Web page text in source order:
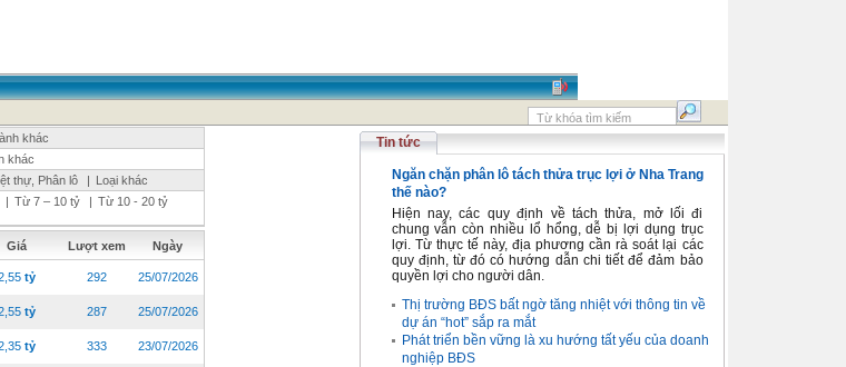
khác
khác
thự, Phân lô | Loại khác
| Từ 7 – 10 tỷ | Từ 10 - 20 tỷ
Giá Lượt xem Ngày
tỷ 292 25/07/2026
tỷ 287 25/07/2026
tỷ 333 23/07/2026
Tin tức
Ngăn chặn phân lô tách thửa trục lợi ở Nha Trang
thế nào?
Hiện nay, các quy định về tách thửa, mở lối đi
chung vẫn còn nhiều lổ hổng, dễ bị lợi dụng trục
lợi. Từ thực tế này, địa phương cần rà soát lại các
quy định, từ đó có hướng dẫn chi tiết để đảm bảo
quyền lợi cho người dân.
Thị trường BĐS bất ngờ tăng nhiệt với thông tin về
dự án “hot” sắp ra mắt
Phát triển bền vững là xu hướng tất yếu của doanh
nghiệp BĐS